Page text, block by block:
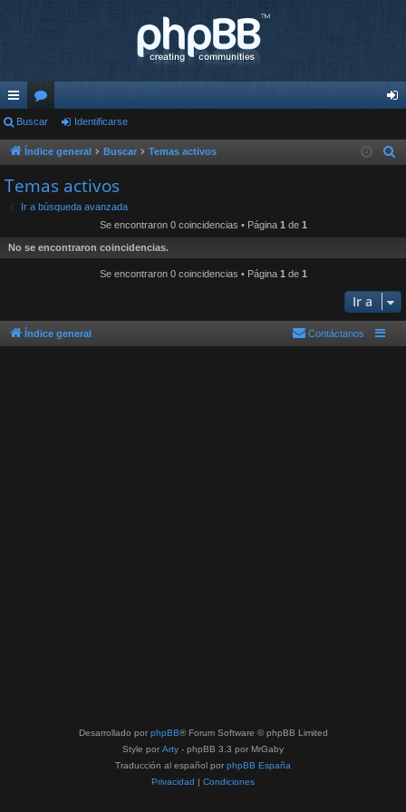
nl
ac
es
rá
do
or
os nti
Buscar Identificarse
Índice general Buscar Temas activos
Temas activos
Ir a búsqueda avanzada
Se encontraron 0 coincidencias • Página 1 de 1
No se encontraron coincidencias.
Se encontraron 0 coincidencias • Página 1 de 1
Ir a
Índice general Contáctanos
Desarrollado por phpBB® Forum Software © phpBB Limited
Style por Arty - phpBB 3.3 por MrGaby
Traducción al español por phpBB España
Privacidad | Condiciones